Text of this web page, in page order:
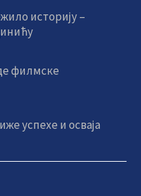
историју –
филмске
успехе и осваја